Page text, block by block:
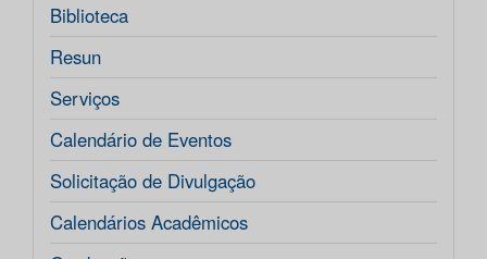
Biblioteca
Resun
Serviços
Calendário de Eventos
Solicitação de Divulgação
Calendários Acadêmicos